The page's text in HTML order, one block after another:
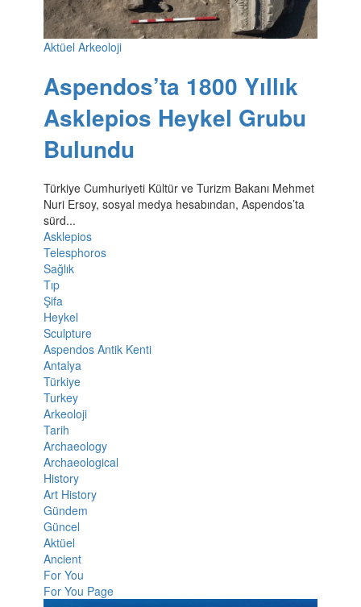
Aktüel Arkeoloji
Aspendos’ta 1800 Yıllık
Asklepios Heykel Grubu
Bulundu
Türkiye Cumhuriyeti Kültür ve Turizm Bakanı Mehmet
Nuri Ersoy, sosyal medya hesabından, Aspendos’ta
sürd...
Asklepios
Telesphoros
Sağlık
Tıp
Şifa
Heykel
Sculpture
Aspendos Antik Kenti
Antalya
Türkiye
Turkey
Arkeoloji
Tarih
Archaeology
Archaeological
History
Art History
Gündem
Güncel
Aktüel
Ancient
For You
For You Page